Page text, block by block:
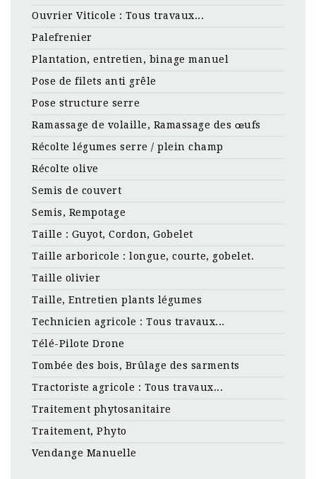
Ouvrier Viticole : Tous travaux...
Palefrenier
Plantation, entretien, binage manuel
Pose de filets anti grêle
Pose structure serre
Ramassage de volaille, Ramassage des œufs
Récolte légumes serre / plein champ
Récolte olive
Semis de couvert
Semis, Rempotage
Taille : Guyot, Cordon, Gobelet
Taille arboricole : longue, courte, gobelet.
Taille olivier
Taille, Entretien plants légumes
Technicien agricole : Tous travaux...
Télé-Pilote Drone
Tombée des bois, Brûlage des sarments
Tractoriste agricole : Tous travaux...
Traitement phytosanitaire
Traitement, Phyto
Vendange Manuelle